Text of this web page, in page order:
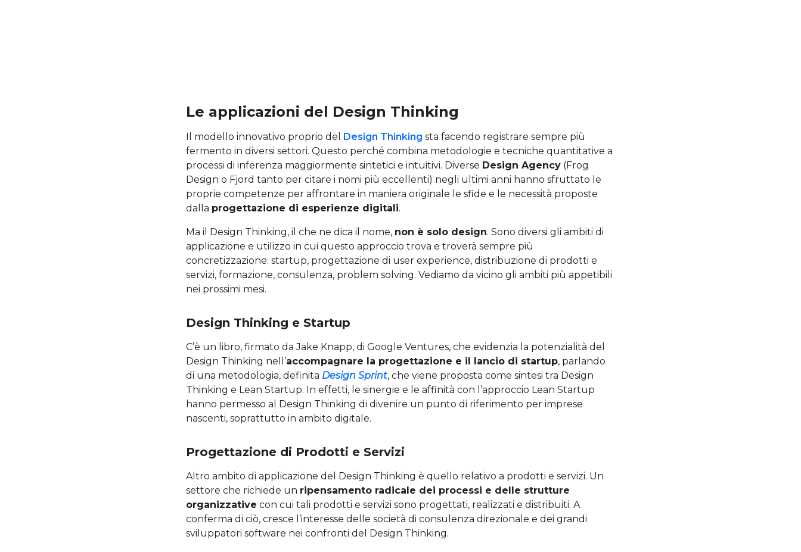
Le applicazioni del Design Thinking
Il modello innovativo proprio del Design Thinking sta facendo registrare sempre più
fermento in diversi settori. Questo perché combina metodologie e tecniche quantitative a
processi di inferenza maggiormente sintetici e intuitivi. Diverse Design Agency (Frog
Design o Fjord tanto per citare i nomi più eccellenti) negli ultimi anni hanno sfruttato le
proprie competenze per affrontare in maniera originale le sfide e le necessità proposte
dalla progettazione di esperienze digitali.
Ma il Design Thinking, il che ne dica il nome, non è solo design. Sono diversi gli ambiti di
applicazione e utilizzo in cui questo approccio trova e troverà sempre più
concretizzazione: startup, progettazione di user experience, distribuzione di prodotti e
servizi, formazione, consulenza, problem solving. Vediamo da vicino gli ambiti più appetibili
nei prossimi mesi.
Design Thinking e Startup
C’è un libro, firmato da Jake Knapp, di Google Ventures, che evidenzia la potenzialità del
Design Thinking nell’accompagnare la progettazione e il lancio di startup, parlando
di una metodologia, definita Design Sprint, che viene proposta come sintesi tra Design
Thinking e Lean Startup. In effetti, le sinergie e le affinità con l’approccio Lean Startup
hanno permesso al Design Thinking di divenire un punto di riferimento per imprese
nascenti, soprattutto in ambito digitale.
Progettazione di Prodotti e Servizi
Altro ambito di applicazione del Design Thinking è quello relativo a prodotti e servizi. Un
settore che richiede un ripensamento radicale dei processi e delle strutture
organizzative con cui tali prodotti e servizi sono progettati, realizzati e distribuiti. A
conferma di ciò, cresce l’interesse delle società di consulenza direzionale e dei grandi
sviluppatori software nei confronti del Design Thinking.